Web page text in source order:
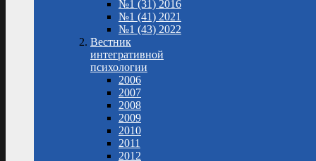
№1 (31) 2016
№1 (41) 2021
№1 (43) 2022
Вестник
интегративной
психологии
2006
2007
2008
2009
2010
2011
2012